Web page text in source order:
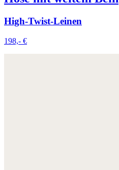
High-Twist-Leinen
198,- €